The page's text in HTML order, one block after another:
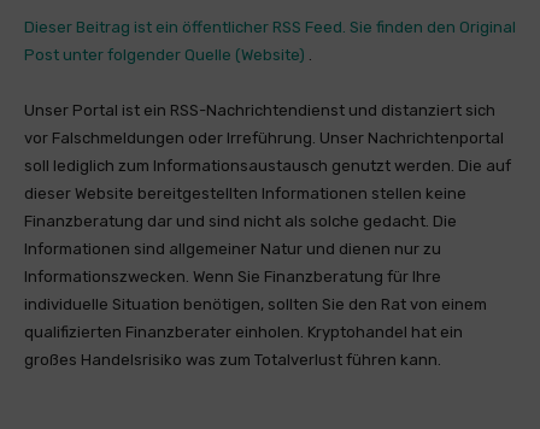
Dieser Beitrag ist ein öffentlicher RSS Feed. Sie finden den Original
Post unter folgender Quelle (Website) .
Unser Portal ist ein RSS-Nachrichtendienst und distanziert sich
vor Falschmeldungen oder Irreführung. Unser Nachrichtenportal
soll lediglich zum Informationsaustausch genutzt werden. Die auf
dieser Website bereitgestellten Informationen stellen keine
Finanzberatung dar und sind nicht als solche gedacht. Die
Informationen sind allgemeiner Natur und dienen nur zu
Informationszwecken. Wenn Sie Finanzberatung für Ihre
individuelle Situation benötigen, sollten Sie den Rat von einem
qualifizierten Finanzberater einholen. Kryptohandel hat ein
großes Handelsrisiko was zum Totalverlust führen kann.